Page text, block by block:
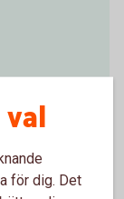
för dig. Det